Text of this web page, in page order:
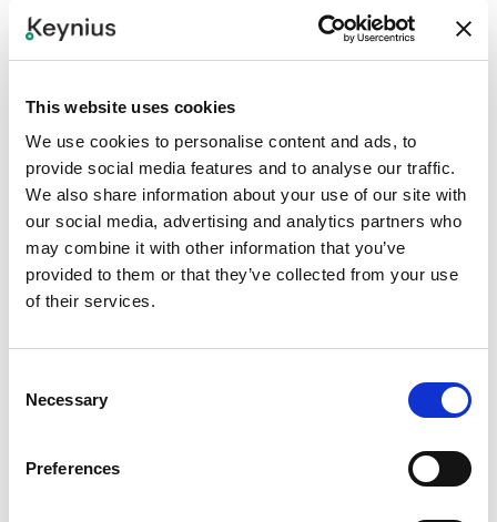
This website uses cookies
We use cookies to personalise content and ads, to
provide social media features and to analyse our traffic.
We also share information about your use of our site with
our social media, advertising and analytics partners who
may combine it with other information that you’ve
provided to them or that they’ve collected from your use
of their services.
Selection
Necessary
Preferences
concentre sur des services à plus forte valeur
ajoutée.
Conclusion
En adoptant les casiers à bagages intelligents de
Keynius, citizenM Copenhagen a amélioré
l'expérience de ses clients, libérant le personnel du
bagages en toute sécurité, selon leur propre
horaire, via un smartphone ou un terminal. La
surveillance en temps réel garantit la sécurité et
des informations basées sur les données, tandis